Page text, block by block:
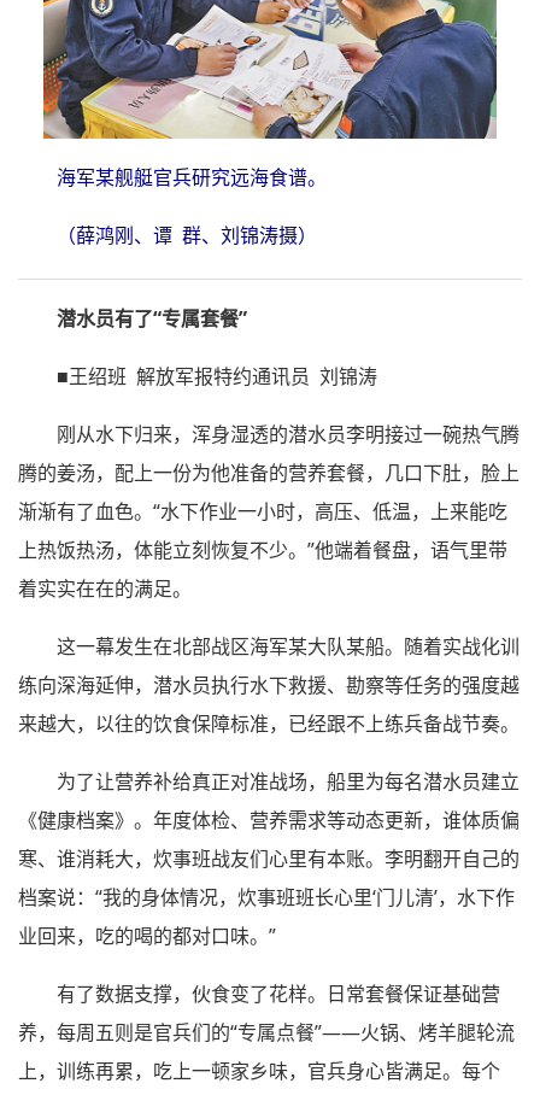
海军某舰艇官兵研究远海食谱。
（薛鸿刚、谭 群、刘锦涛摄）
潜水员有了“专属套餐”
■王绍班 解放军报特约通讯员 刘锦涛
刚从水下归来，浑身湿透的潜水员李明接过一碗热气腾
腾的姜汤，配上一份为他准备的营养套餐，几口下肚，脸上
渐渐有了血色。“水下作业一小时，高压、低温，上来能吃
上热饭热汤，体能立刻恢复不少。”他端着餐盘，语气里带
着实实在在的满足。
这一幕发生在北部战区海军某大队某船。随着实战化训
练向深海延伸，潜水员执行水下救援、勘察等任务的强度越
来越大，以往的饮食保障标准，已经跟不上练兵备战节奏。
为了让营养补给真正对准战场，船里为每名潜水员建立
《健康档案》。年度体检、营养需求等动态更新，谁体质偏
寒、谁消耗大，炊事班战友们心里有本账。李明翻开自己的
档案说：“我的身体情况，炊事班班长心里‘门儿清’，水下作
业回来，吃的喝的都对口味。”
有了数据支撑，伙食变了花样。日常套餐保证基础营
养，每周五则是官兵们的“专属点餐”——火锅、烤羊腿轮流
上，训练再累，吃上一顿家乡味，官兵身心皆满足。每个